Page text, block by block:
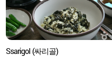
Ssarigol (싸리골)